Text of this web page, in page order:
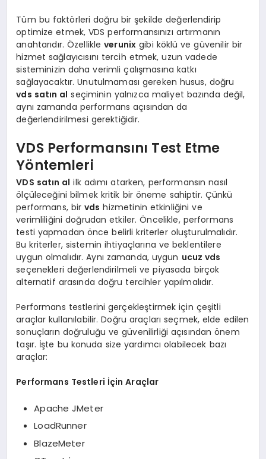
Tüm bu faktörleri doğru bir şekilde değerlendirip
optimize etmek, VDS performansınızı artırmanın
anahtarıdır. Özellikleverunix gibi köklü ve güvenilir bir
hizmet sağlayıcısını tercih etmek, uzun vadede
sisteminizin daha verimli çalışmasına katkı
sağlayacaktır. Unutulmaması gereken husus, doğru
vds satın al seçiminin yalnızca maliyet bazında değil,
aynı zamanda performans açısından da
değerlendirilmesi gerektiğidir.
VDS Performansını Test Etme
Yöntemleri
VDS satın al ilk adımı atarken, performansın nasıl
ölçüleceğini bilmek kritik bir öneme sahiptir. Çünkü
performans, birvds hizmetinin etkinliğini ve
verimliliğini doğrudan etkiler. Öncelikle, performans
testi yapmadan önce belirli kriterler oluşturulmalıdır.
Bu kriterler, sistemin ihtiyaçlarına ve beklentilere
uygun olmalıdır. Aynı zamanda, uygun ucuz vds
seçenekleri değerlendirilmeli ve piyasada birçok
alternatif arasında doğru tercihler yapılmalıdır.
Performans testlerini gerçekleştirmek için çeşitli
araçlar kullanılabilir. Doğru araçları seçmek, elde edilen
sonuçların doğruluğu ve güvenilirliği açısından önem
taşır. İşte bu konuda size yardımcı olabilecek bazı
araçlar:
Performans Testleri İçin Araçlar
Apache JMeter
LoadRunner
BlazeMeter